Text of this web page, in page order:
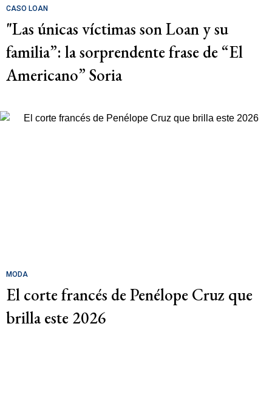
CASO LOAN
"Las únicas víctimas son Loan y su
familia”: la sorprendente frase de “El
Americano” Soria
MODA
El corte francés de Penélope Cruz que
brilla este 2026